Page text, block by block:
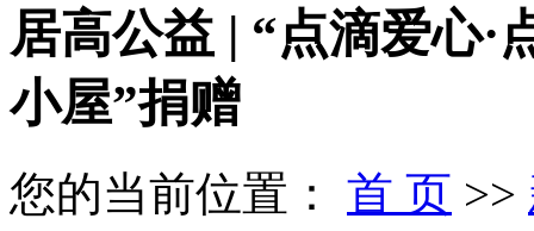
居高公益 | “点滴爱心·
小屋”捐赠
您的当前位置： 首 页 >>